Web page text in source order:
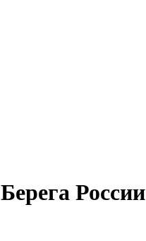
Берега России